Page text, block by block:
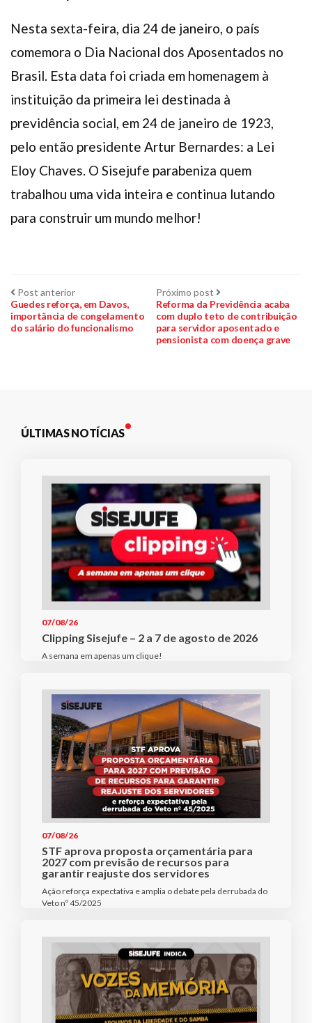
Nesta sexta-feira, dia 24 de janeiro, o país
comemora o Dia Nacional dos Aposentados no
Brasil. Esta data foi criada em homenagem à
instituição da primeira lei destinada à
previdência social, em 24 de janeiro de 1923,
pelo então presidente Artur Bernardes: a Lei
Eloy Chaves. O Sisejufe parabeniza quem
trabalhou uma vida inteira e continua lutando
para construir um mundo melhor!
Navegação
de
Post anteriorPost
anterior:
Guedes reforça, em Davos,
importância de congelamento
do salário do funcionalismo
Próximo post Próximo
post:
Reforma da Previdência acaba
com duplo teto de contribuição
para servidor aposentado e
pensionista com doença grave
ÚLTIMAS NOTÍCIAS
07/08/26
Clipping Sisejufe – 2 a 7 de agosto de 2026
A semana em apenas um clique!
07/08/26
STF aprova proposta orçamentária para
2027 com previsão de recursos para
garantir reajuste dos servidores
Ação reforça expectativa e amplia o debate pela derrubada do
Veto nº 45/2025